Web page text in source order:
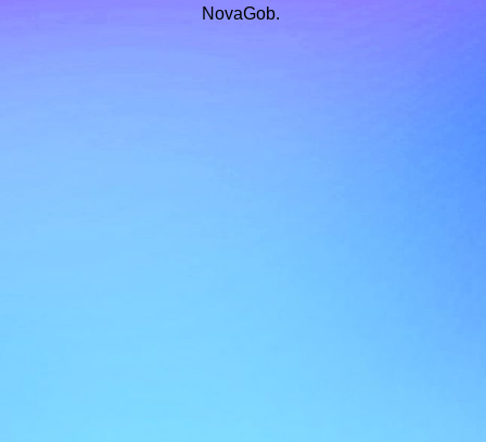
NovaGob.